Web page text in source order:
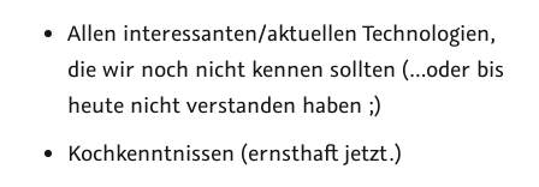
Allen interessanten/aktuellen Technologien,
die wir noch nicht kennen sollten (…oder bis
heute nicht verstanden haben ;)
Kochkenntnissen (ernsthaft jetzt.)